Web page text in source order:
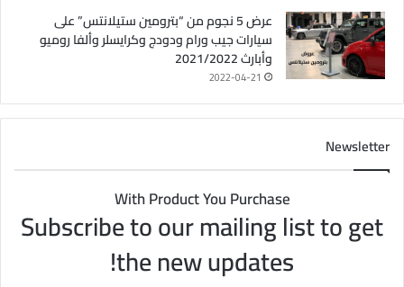
عرض 5 نجوم من “بترومين ستيلانتس” على
سيارات جيب ورام ودودج وكرايسلر وألفا روميو
وأبارث 2021/2022
2022-04-21
Newsletter
With Product You Purchase
Subscribe to our mailing list to get
the new updates!